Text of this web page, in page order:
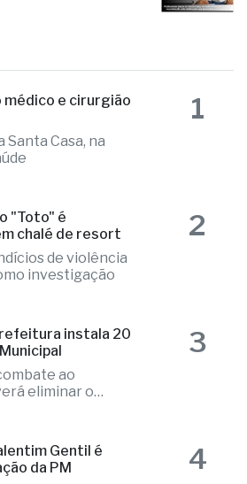
médico e cirurgião
Santa Casa, na
1
"Toto" é
chalé de resort
de violência
investigação
2
instala 20
ao
eliminar o
3
Gentil é
da PM
4